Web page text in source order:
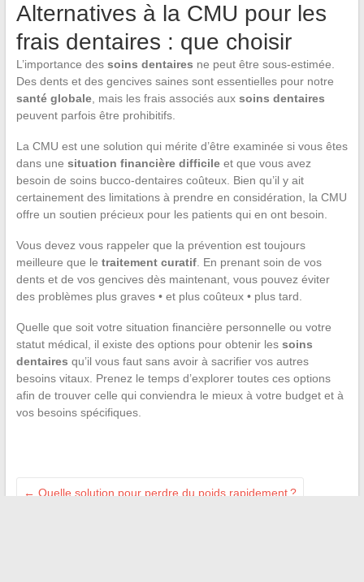
Alternatives à la CMU pour les
frais dentaires : que choisir
L’importance des soins dentaires ne peut être sous-estimée.
Des dents et des gencives saines sont essentielles pour notre
santé globale, mais les frais associés aux soins dentaires
peuvent parfois être prohibitifs.
La CMU est une solution qui mérite d’être examinée si vous êtes
dans une situation financière difficileet que vous avez
besoin de soins bucco-dentaires coûteux. Bien qu’il y ait
certainement des limitations à prendre en considération, la CMU
offre un soutien précieux pour les patients qui en ont besoin.
Vous devez vous rappeler que la prévention est toujours
meilleure que le traitement curatif. En prenant soin de vos
dents et de vos gencives dès maintenant, vous pouvez éviter
des problèmes plus graves • et plus coûteux • plus tard.
Quelle que soit votre situation financière personnelle ou votre
statut médical, il existe des options pour obtenir les soins
dentaires qu’il vous faut sans avoir à sacrifier vos autres
besoins vitaux. Prenez le temps d’explorer toutes ces options
afin de trouver celle qui conviendra le mieux à votre budget et à
vos besoins spécifiques.
← Quelle solution pour perdre du poids rapidement ?